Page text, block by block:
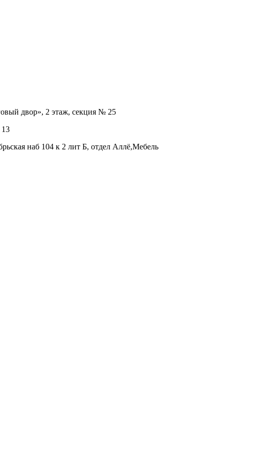
двор», 2 этаж, секция № 25
13
наб 104 к 2 лит Б, отдел Аллё,Мебель